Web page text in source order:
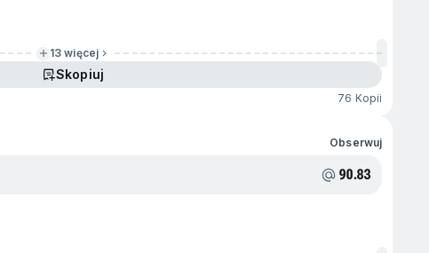
13 więcej
Skopiuj
76 Kopii
Obserwuj
90.83